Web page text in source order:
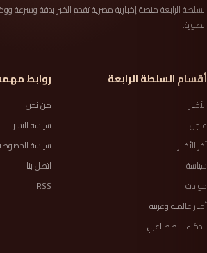
السلطة الرابعة منصة إخبارية مصرية تقدم الخبر بدقة
الصورة.
أقسام السلطة الرابعة
الأخبار
عاجل
آخر الأخبار
سياسة
حوادث
أخبار عالمية وعربية
الذكاء الاصطناعي
روابط
من نحن
سياسة النشر
سياسة
اتصل بنا
RSS